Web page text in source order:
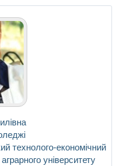
технолого-економічний
університету